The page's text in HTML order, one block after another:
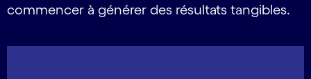
commencer à générer des résultats tangibles.